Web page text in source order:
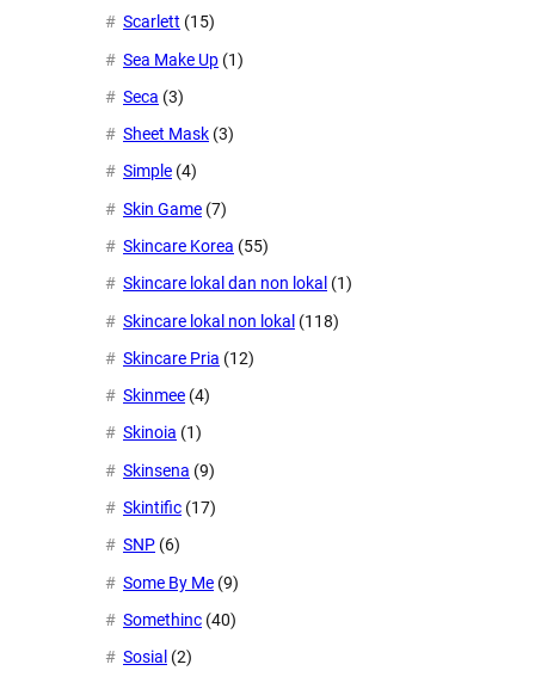
Scarlett (15)
Sea Make Up (1)
Seca (3)
Sheet Mask (3)
Simple (4)
Skin Game (7)
Skincare Korea (55)
Skincare lokal dan non lokal (1)
Skincare lokal non lokal (118)
Skincare Pria (12)
Skinmee (4)
Skinoia (1)
Skinsena (9)
Skintific (17)
SNP (6)
Some By Me (9)
Somethinc (40)
Sosial (2)